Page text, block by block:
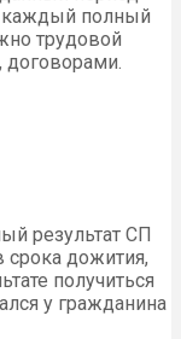
каждый полный
трудовой
результат СП
срока дожития,
получиться
у гражданина